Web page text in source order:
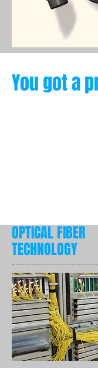
You got a
OPTICAL FIBER
TECHNOLOGY